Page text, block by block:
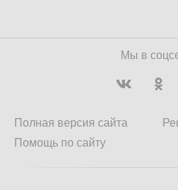
Мы в
Полная версия сайта
Помощь по сайту